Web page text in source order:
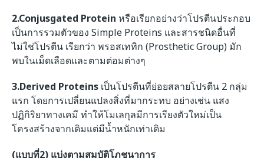
2.Conjusgated Protein หรือเรียกอย่างว่าโปรตีนประกอบ
เป็นการรวมตัวของ Simple Proteins และสารชนิดอื่นที่
ไม่ใช่โปรตีน เรียกว่า พรอสเททิก (Prosthetic Group) มัก
พบในเม็ดเลือดและตามต่อมต่างๆ
3.Derived Proteins เป็นโปรตีนที่ย่อยสลายโปรตีน 2 กลุ่ม
แรก โดยการเปลี่ยนแปลงสิ่งที่มากระทบ อย่างเช่น แสง
ปฏิกิริยาทางเคมี ทำให้โมเลกุลมีการเรียงตัวใหม่เป็น
โครงสร้างจากเดิมแต่มีน้ำหนักเท่าเดิม
(แบบที่2) แบ่งตามสมบัติโภชนาการ